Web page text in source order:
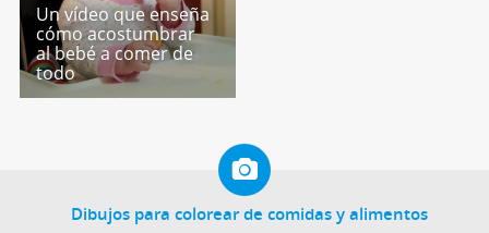
Un vídeo que enseña
cómo acostumbrar
al bebé a comer de
todo
Dibujos para colorear de comidas y alimentos